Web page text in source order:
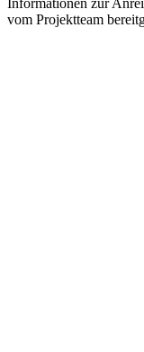
Informationen zur
vom Projektteam